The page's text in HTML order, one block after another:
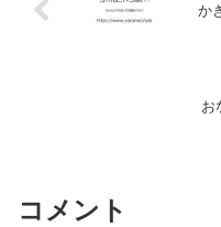
か
お
コメント